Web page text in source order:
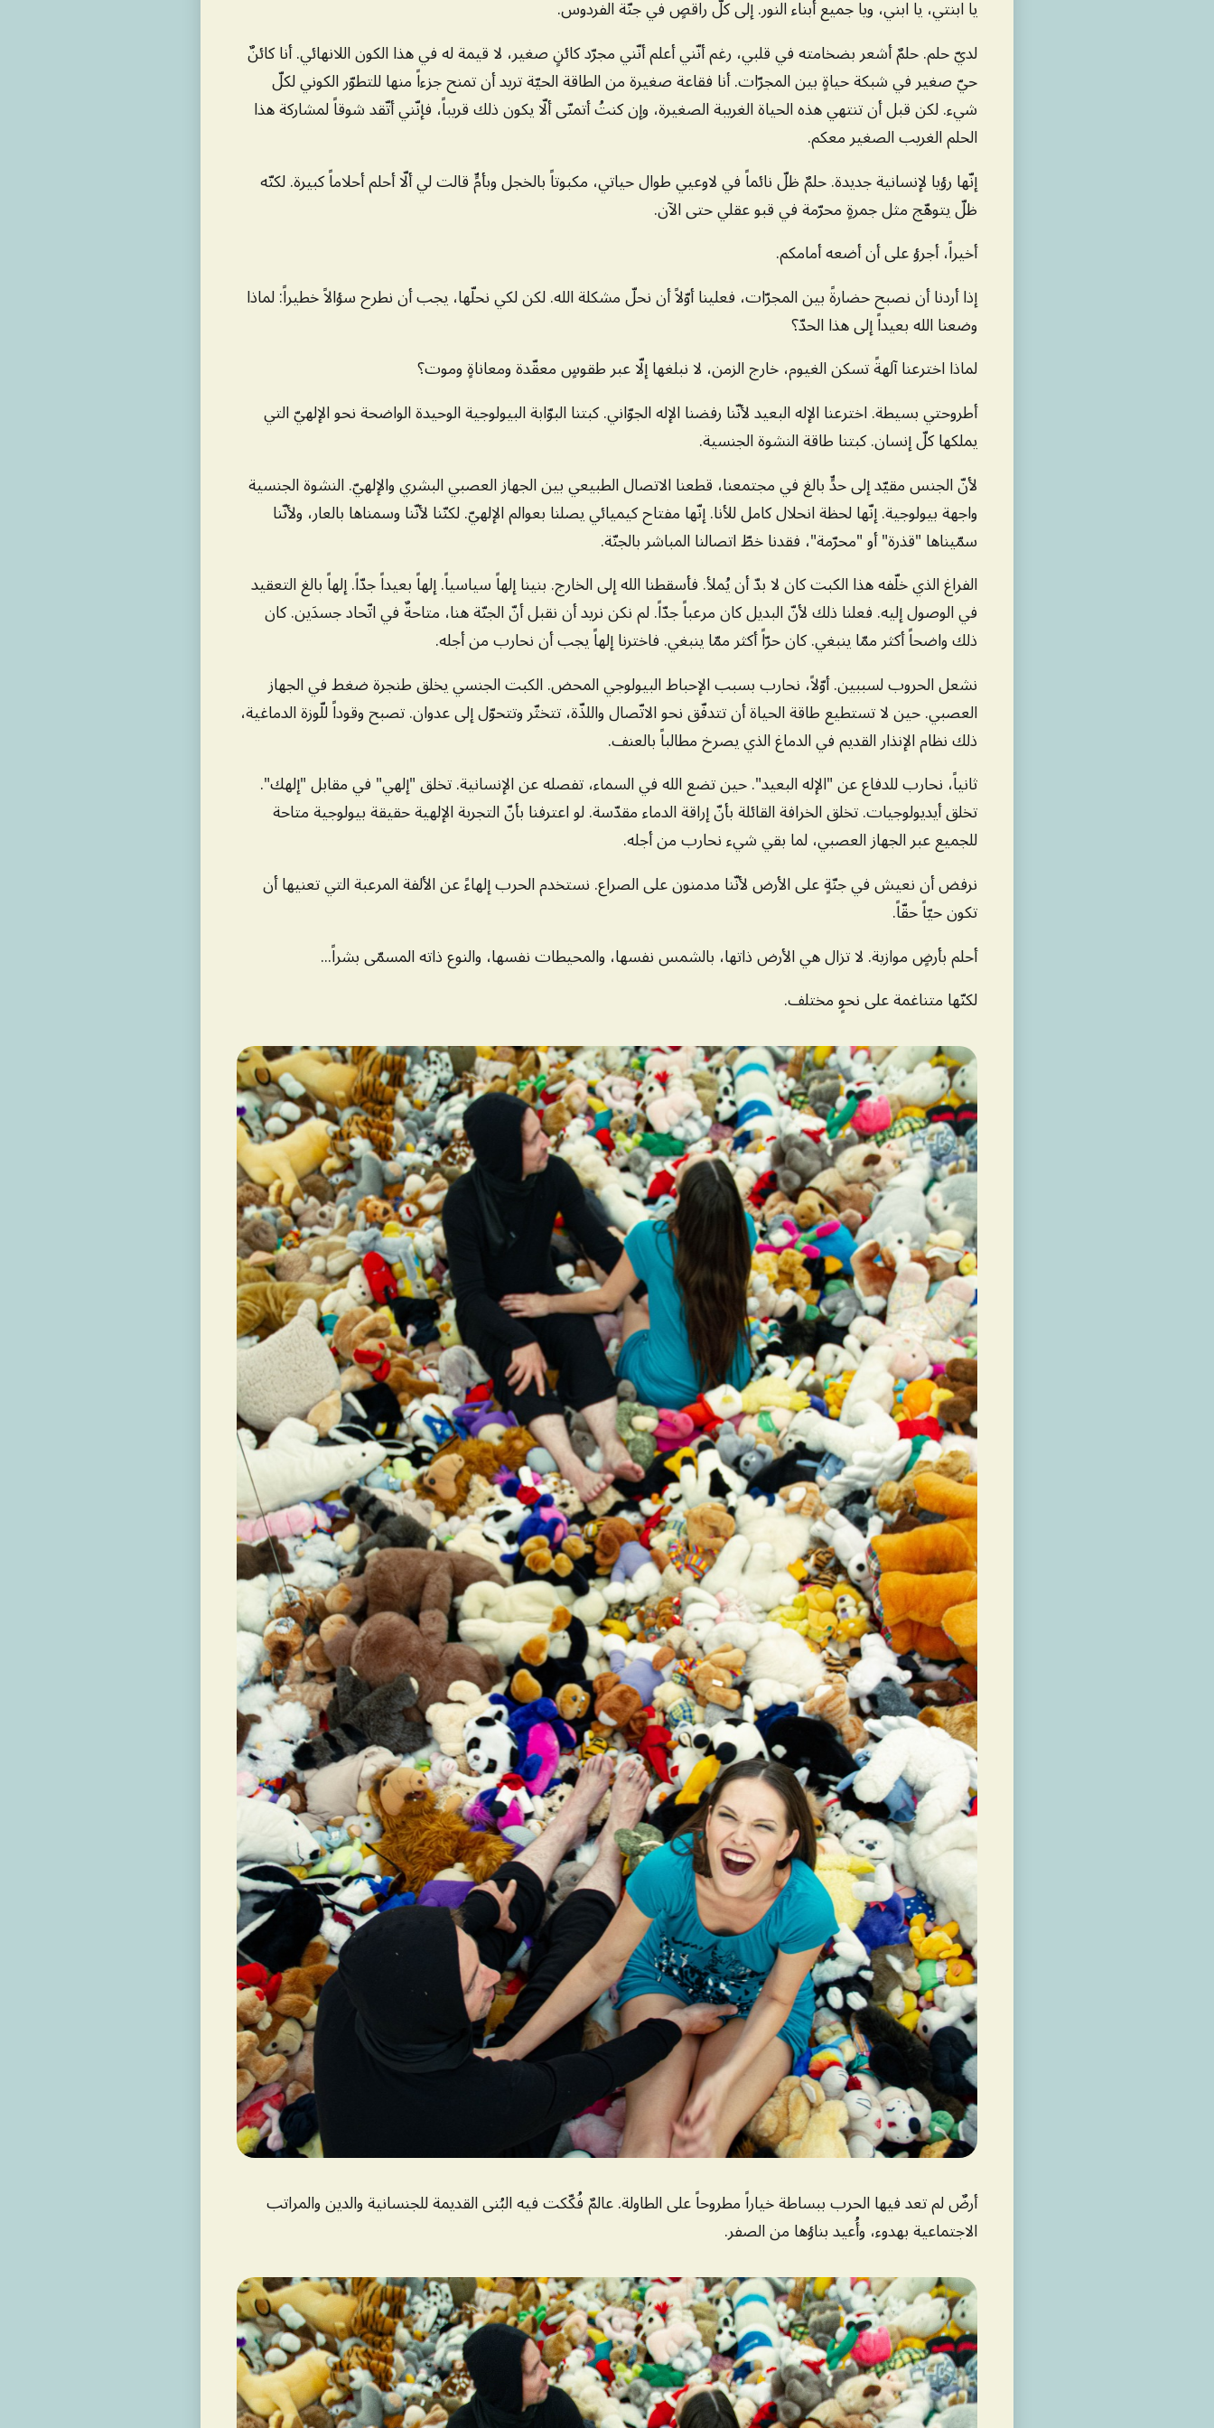
يا ابنتي، يا ابني، ويا جميع أبناء النور. إلى كلّ راقصٍ في جنّة الفردوس.
لديّ حلم. حلمٌ أشعر بضخامته في قلبي، رغم أنّني أعلم أنّني مجرّد كائنٍ صغير، لا قيمة له في هذا الكون اللانهائي. أنا كائنٌ
حيّ صغير في شبكة حياةٍ بين المجرّات. أنا فقاعة صغيرة من الطاقة الحيّة تريد أن تمنح جزءاً منها للتطوّر الكوني لكلّ
شيء. لكن قبل أن تنتهي هذه الحياة الغريبة الصغيرة، وإن كنتُ أتمنّى ألّا يكون ذلك قريباً، فإنّني أتّقد شوقاً لمشاركة هذا
الحلم الغريب الصغير معكم.
إنّها رؤيا لإنسانية جديدة. حلمٌ ظلّ نائماً في لاوعيي طوال حياتي، مكبوتاً بالخجل وبأمٍّ قالت لي ألّا أحلم أحلاماً كبيرة. لكنّه
ظلّ يتوهّج مثل جمرةٍ محرّمة في قبو عقلي حتى الآن.
أخيراً، أجرؤ على أن أضعه أمامكم.
إذا أردنا أن نصبح حضارةً بين المجرّات، فعلينا أوّلاً أن نحلّ مشكلة الله. لكن لكي نحلّها، يجب أن نطرح سؤالاً خطيراً: لماذا
وضعنا الله بعيداً إلى هذا الحدّ؟
لماذا اخترعنا آلهةً تسكن الغيوم، خارج الزمن، لا نبلغها إلّا عبر طقوسٍ معقّدة ومعاناةٍ وموت؟
أطروحتي بسيطة. اخترعنا الإله البعيد لأنّنا رفضنا الإله الجوّاني. كبتنا البوّابة البيولوجية الوحيدة الواضحة نحو الإلهيّ التي
يملكها كلّ إنسان. كبتنا طاقة النشوة الجنسية.
لأنّ الجنس مقيّد إلى حدٍّ بالغ في مجتمعنا، قطعنا الاتصال الطبيعي بين الجهاز العصبي البشري والإلهيّ. النشوة الجنسية
واجهة بيولوجية. إنّها لحظة انحلال كامل للأنا. إنّها مفتاح كيميائي يصلنا بعوالم الإلهيّ. لكنّنا لأنّنا وسمناها بالعار، ولأنّنا
سمّيناها "قذرة" أو "محرّمة"، فقدنا خطّ اتصالنا المباشر بالجنّة.
الفراغ الذي خلّفه هذا الكبت كان لا بدّ أن يُملأ. فأسقطنا الله إلى الخارج. بنينا إلهاً سياسياً. إلهاً بعيداً جدّاً. إلهاً بالغ التعقيد
في الوصول إليه. فعلنا ذلك لأنّ البديل كان مرعباً جدّاً. لم نكن نريد أن نقبل أنّ الجنّة هنا، متاحةٌ في اتّحاد جسدَين. كان
ذلك واضحاً أكثر ممّا ينبغي. كان حرّاً أكثر ممّا ينبغي. فاخترنا إلهاً يجب أن نحارب من أجله.
نشعل الحروب لسببين. أوّلاً، نحارب بسبب الإحباط البيولوجي المحض. الكبت الجنسي يخلق طنجرة ضغط في الجهاز
العصبي. حين لا تستطيع طاقة الحياة أن تتدفّق نحو الاتّصال واللذّة، تتخثّر وتتحوّل إلى عدوان. تصبح وقوداً للّوزة الدماغية،
ذلك نظام الإنذار القديم في الدماغ الذي يصرخ مطالباً بالعنف.
ثانياً، نحارب للدفاع عن "الإله البعيد". حين تضع الله في السماء، تفصله عن الإنسانية. تخلق "إلهي" في مقابل "إلهك".
تخلق أيديولوجيات. تخلق الخرافة القائلة بأنّ إراقة الدماء مقدّسة. لو اعترفنا بأنّ التجربة الإلهية حقيقة بيولوجية متاحة
للجميع عبر الجهاز العصبي، لما بقي شيء نحارب من أجله.
نرفض أن نعيش في جنّةٍ على الأرض لأنّنا مدمنون على الصراع. نستخدم الحرب إلهاءً عن الألفة المرعبة التي تعنيها أن
تكون حيّاً حقّاً.
أحلم بأرضٍ موازية. لا تزال هي الأرض ذاتها، بالشمس نفسها، والمحيطات نفسها، والنوع ذاته المسمّى بشراً...
لكنّها متناغمة على نحوٍ مختلف.
أرضٌ لم تعد فيها الحرب ببساطة خياراً مطروحاً على الطاولة. عالمٌ فُكّكت فيه البُنى القديمة للجنسانية والدين والمراتب
الاجتماعية بهدوء، وأُعيد بناؤها من الصفر.